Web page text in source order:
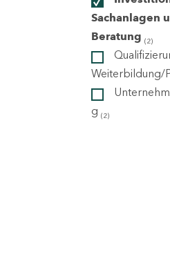
Sachanlagen
Beratung (2)
Weiterbildung/
g (2)